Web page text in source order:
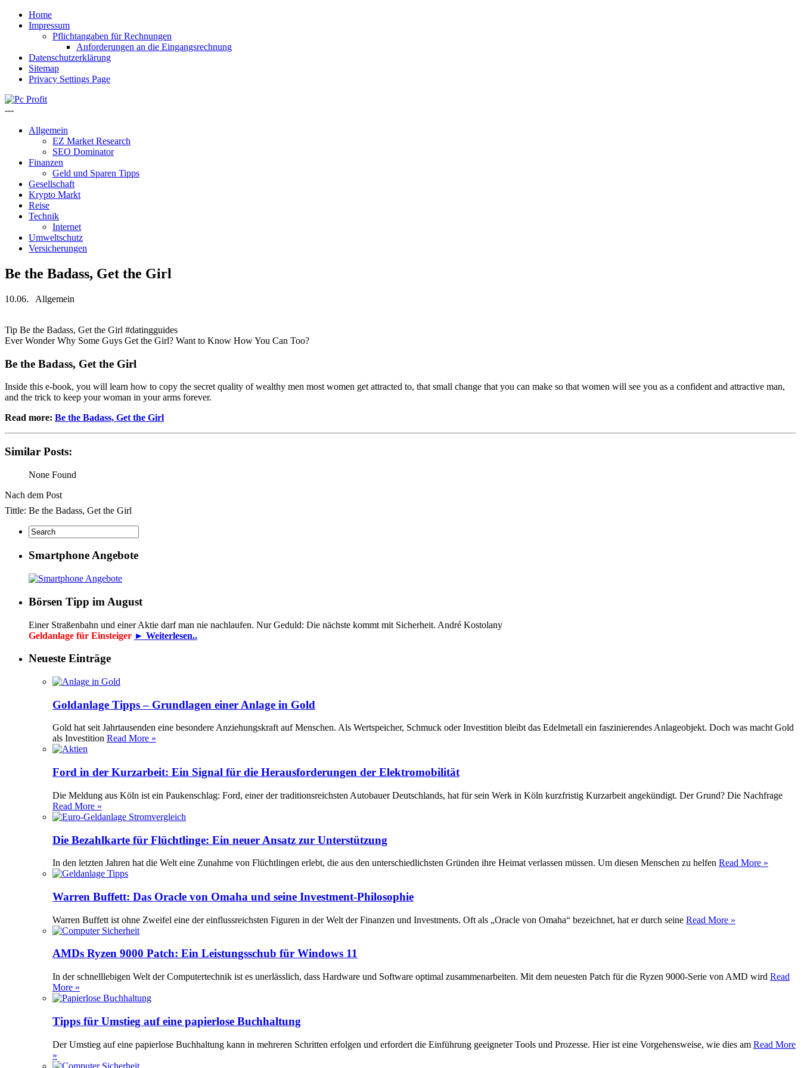
Home
Impressum
Pflichtangaben für Rechnungen
Anforderungen an die Eingangsrechnung
Datenschutzerklärung
Sitemap
Privacy Settings Page
---
Allgemein
EZ Market Research
SEO Dominator
Finanzen
Geld und Sparen Tipps
Gesellschaft
Krypto Markt
Reise
Technik
Internet
Umweltschutz
Versicherungen
Be the Badass, Get the Girl
10.06. Allgemein
Tip Be the Badass, Get the Girl #datingguides
Ever Wonder Why Some Guys Get the Girl? Want to Know How You Can Too?
Be the Badass, Get the Girl
Inside this e-book, you will learn how to copy the secret quality of wealthy men most women get attracted to, that small change that you can make so that women will see you as a confident and attractive man,
and the trick to keep your woman in your arms forever.
Read more: Be the Badass, Get the Girl
Similar Posts:
None Found
Nach dem Post
Tittle: Be the Badass, Get the Girl
Smartphone Angebote
Börsen Tipp im August
Einer Straßenbahn und einer Aktie darf man nie nachlaufen. Nur Geduld: Die nächste kommt mit Sicherheit. André Kostolany
Geldanlage für Einsteiger ► Weiterlesen..
Neueste Einträge
Goldanlage Tipps – Grundlagen einer Anlage in Gold
Gold hat seit Jahrtausenden eine besondere Anziehungskraft auf Menschen. Als Wertspeicher, Schmuck oder Investition bleibt das Edelmetall ein faszinierendes Anlageobjekt. Doch was macht Gold
als Investition Read More »
Ford in der Kurzarbeit: Ein Signal für die Herausforderungen der Elektromobilität
Die Meldung aus Köln ist ein Paukenschlag: Ford, einer der traditionsreichsten Autobauer Deutschlands, hat für sein Werk in Köln kurzfristig Kurzarbeit angekündigt. Der Grund? Die Nachfrage
Read More »
Die Bezahlkarte für Flüchtlinge: Ein neuer Ansatz zur Unterstützung
In den letzten Jahren hat die Welt eine Zunahme von Flüchtlingen erlebt, die aus den unterschiedlichsten Gründen ihre Heimat verlassen müssen. Um diesen Menschen zu helfen Read More »
Warren Buffett: Das Oracle von Omaha und seine Investment-Philosophie
Warren Buffett ist ohne Zweifel eine der einflussreichsten Figuren in der Welt der Finanzen und Investments. Oft als „Oracle von Omaha“ bezeichnet, hat er durch seine Read More »
AMDs Ryzen 9000 Patch: Ein Leistungsschub für Windows 11
In der schnelllebigen Welt der Computertechnik ist es unerlässlich, dass Hardware und Software optimal zusammenarbeiten. Mit dem neuesten Patch für die Ryzen 9000-Serie von AMD wird Read
More »
Tipps für Umstieg auf eine papierlose Buchhaltung
Der Umstieg auf eine papierlose Buchhaltung kann in mehreren Schritten erfolgen und erfordert die Einführung geeigneter Tools und Prozesse. Hier ist eine Vorgehensweise, wie dies am Read More
»